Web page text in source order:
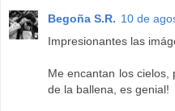
Begoña S.R. 10 de
Impresionantes las
Me encantan los
de la ballena, es genial!